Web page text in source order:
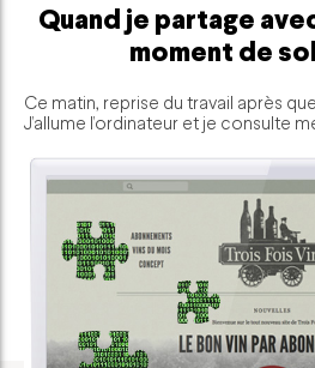
Quand je partage
moment de
Ce matin, reprise du travail après
J’allume l’ordinateur et je consulte